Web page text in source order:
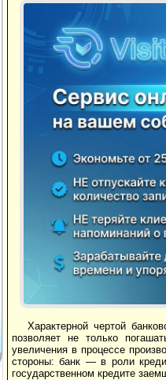
Характерной чертой
позволяет не только
увеличения в процессе
стороны: банк — в роли
государственном кредите